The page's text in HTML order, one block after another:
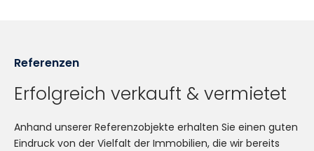
Referenzen
Erfolgreich verkauft & vermietet
Anhand unserer Referenzobjekte erhalten Sie einen guten
Eindruck von der Vielfalt der Immobilien, die wir bereits